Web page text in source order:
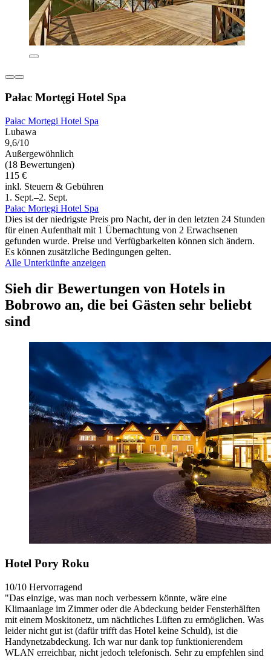
Pałac Mortęgi Hotel Spa
Pałac Mortęgi Hotel Spa
Lubawa
9,6/10
Außergewöhnlich
(18 Bewertungen)
115 €
inkl. Steuern & Gebühren
1. Sept.–2. Sept.
Pałac Mortęgi Hotel Spa
Dies ist der niedrigste Preis pro Nacht, der in den letzten 24 Stunden
für einen Aufenthalt mit 1 Übernachtung von 2 Erwachsenen
gefunden wurde. Preise und Verfügbarkeiten können sich ändern.
Es können zusätzliche Bedingungen gelten.
Alle Unterkünfte anzeigen
Sieh dir Bewertungen von Hotels in
Bobrowo an, die bei Gästen sehr beliebt
sind
Hotel Pory Roku
10/10 Hervorragend
"Das einzige, was man noch verbessern könnte, wäre eine
Klimaanlage im Zimmer oder die Abdeckung beider Fensterhälften
mit einem Moskitonetz, um nächtliches Lüften zu ermöglichen. Was
leider nicht gut ist (dafür trifft das Hotel keine Schuld), ist die
Handynetzabdeckung. Ich war nur dank top funktionierendem
WLAN erreichbar, nicht jedoch telefonisch. Sehr zu empfehlen sind